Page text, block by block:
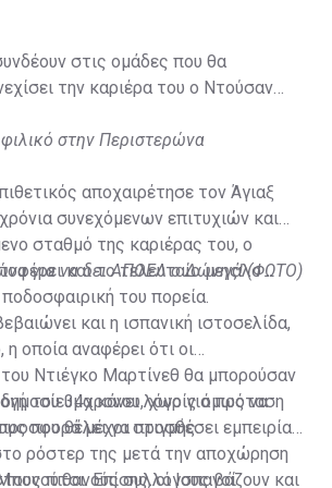
στις ομάδες που θα
την καριέρα του ο Ντούσαν
στην Περιστερώνα
αποχαιρέτησε τον Άγιαξ
συνεχόμενων επιτυχιών και
σταθμό της καριέρας του, ο
και το τελευταίο μεγάλο
του πορεία.
για να δει ΑΠΟΕΛ ο Δώνης! (ΦΩΤΟ)
και η ισπανική ιστοσελίδα,
οποία αναφέρει ότι οι
του Ντιέγκο Μαρτίνεθ θα μπορούσαν
του 34χρονου, χωρίς όμως να
μέχρι στιγμής.
κάνει λόγο για πρόταση
που θέλει να προσθέσει εμπειρία
ρόστερ της μετά την αποχώρηση
Επίσης, οι Ισπανοί
πιθανούς συλλόγους βάζουν και